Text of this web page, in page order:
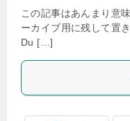
この記事はあんまり意
ーカイブ用に残して置
Du […]